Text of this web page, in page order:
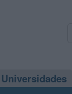
Universidades